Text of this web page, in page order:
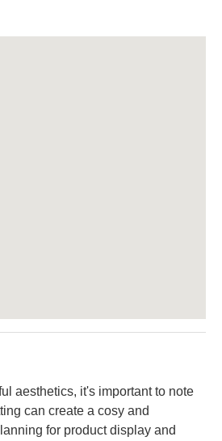
aesthetics, it's important to note
can create a cosy and
for product display and